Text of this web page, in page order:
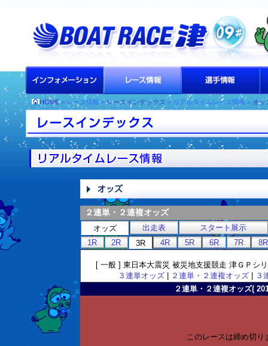
HOME> レース情報 >レースインデックス > リアルタイムレース情報 > オッ
２連単・２連複オッズ
オッズ 出走表
スタート展示
1R
2R 3R 4R 5R 6R 7R 8R
[ 一般 ] 東日本大震災 被災地支援競走 津ＧＰ
３連単オッズ| ２連単・２連複オッズ|
３
２連単・２連複オッズ(
このレースは締め切り